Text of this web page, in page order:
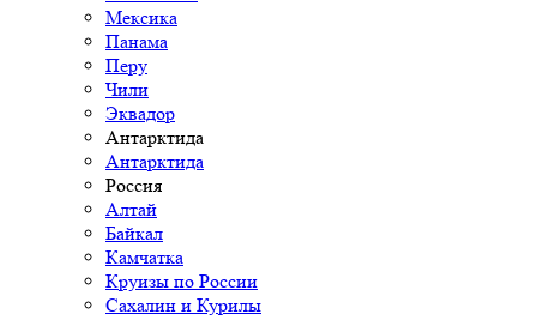
Мексика
Панама
Перу
Чили
Эквадор
Антарктида
Антарктида
Россия
Алтай
Байкал
Камчатка
Круизы по России
Сахалин и Курилы